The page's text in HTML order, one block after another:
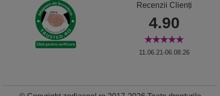
Recenzii Clienți
4.90
11.06.21-06.08.26